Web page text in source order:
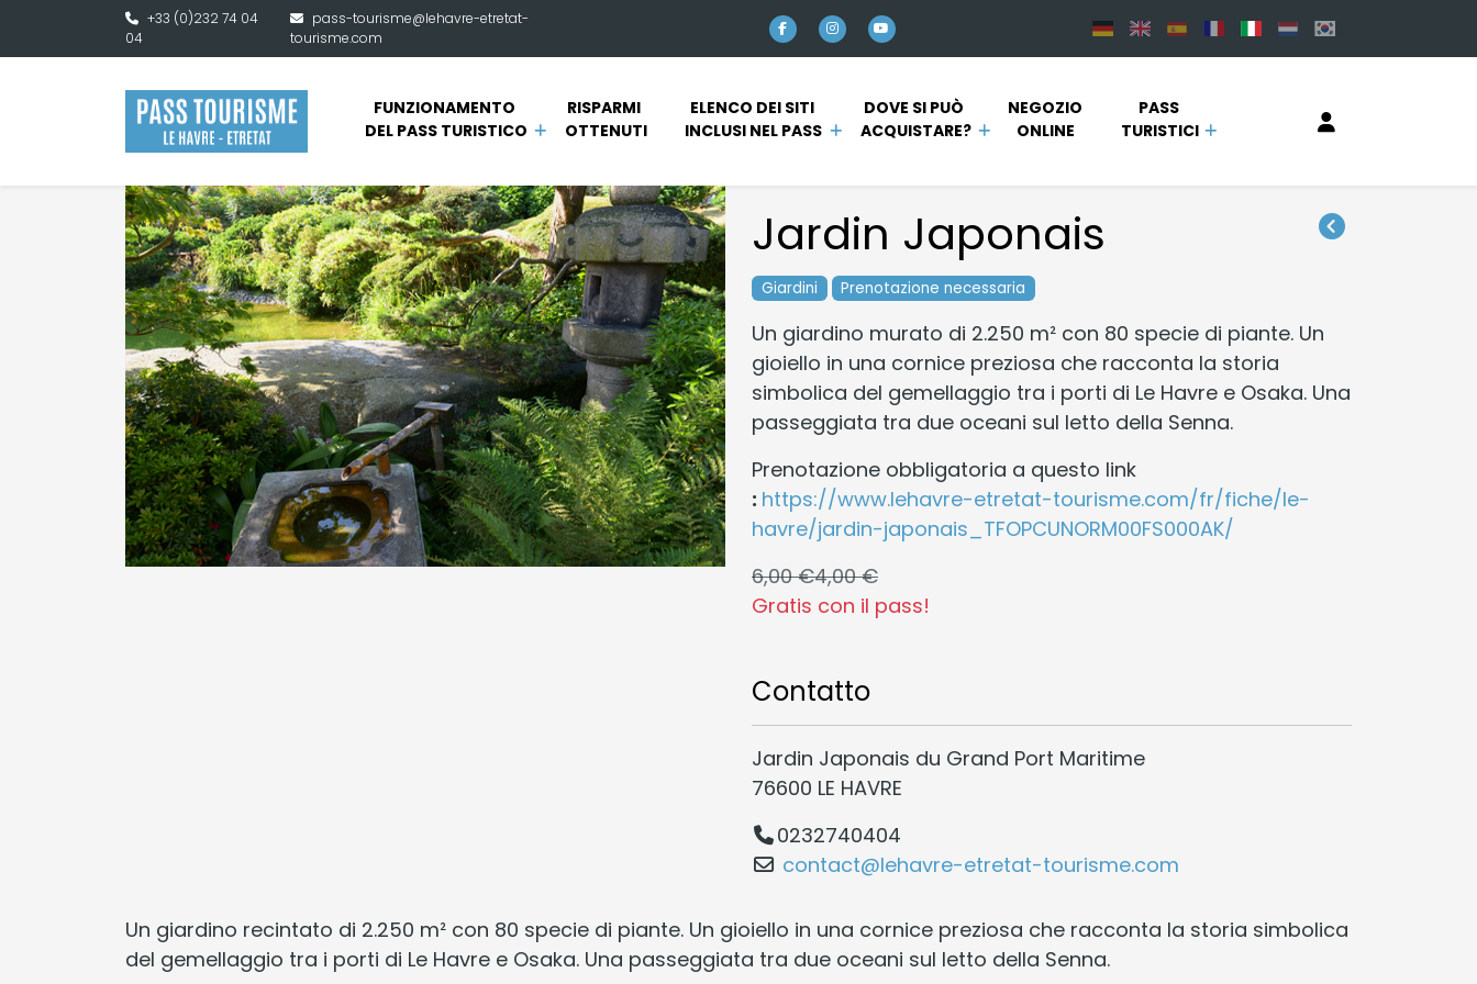
Vai al contenuto principale
+33 (0)232 74 04
04
pass-tourisme@lehavre-etretat-
tourisme.com
FUNZIONAMENTO
DEL PASS TURISTICO
RISPARMI
OTTENUTI
ELENCO DEI SITI
INCLUSI NEL PASS
DOVE SI PUÒ
ACQUISTARE?
NEGOZIO
ONLINE
PASS
TURISTICI
Jardin Japonais
Giardini Prenotazione necessaria
Un giardino murato di 2.250 m² con 80 specie di piante. Un
gioiello in una cornice preziosa che racconta la storia
simbolica del gemellaggio tra i porti di Le Havre e Osaka. Una
passeggiata tra due oceani sul letto della Senna.
Prenotazione obbligatoria a questo link
: https://www.lehavre-etretat-tourisme.com/fr/fiche/le-
havre/jardin-japonais_TFOPCUNORM00FS000AK/
6,00 €4,00 €
Gratis con il pass!
Contatto
Jardin Japonais du Grand Port Maritime
76600 LE HAVRE
0232740404
contact@lehavre-etretat-tourisme.com
Un giardino recintato di 2.250 m² con 80 specie di piante. Un gioiello in una cornice preziosa che racconta la storia simbolica
del gemellaggio tra i porti di Le Havre e Osaka. Una passeggiata tra due oceani sul letto della Senna.